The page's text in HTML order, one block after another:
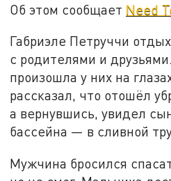
Об этом сообщает Need
Габриэле Петруччи
с родителями и
произошла у них на
рассказал, что отошёл
а вернувшись, увидел
бассейна — в сливной
Мужчина бросился